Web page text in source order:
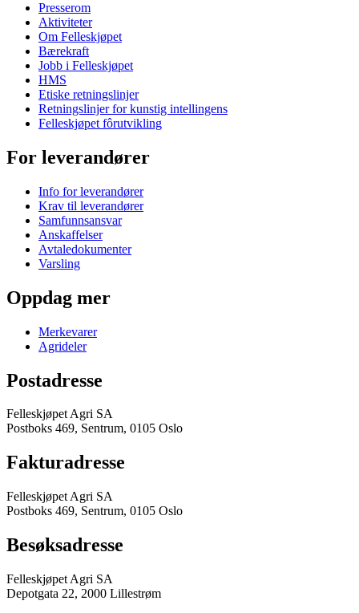
Presserom
Aktiviteter
Om Felleskjøpet
Bærekraft
Jobb i Felleskjøpet
HMS
Etiske retningslinjer
Retningslinjer for kunstig intellingens
Felleskjøpet fôrutvikling
For leverandører
Info for leverandører
Krav til leverandører
Samfunnsansvar
Anskaffelser
Avtaledokumenter
Varsling
Oppdag mer
Merkevarer
Agrideler
Postadresse
Felleskjøpet Agri SA
Postboks 469, Sentrum, 0105 Oslo
Fakturadresse
Felleskjøpet Agri SA
Postboks 469, Sentrum, 0105 Oslo
Besøksadresse
Felleskjøpet Agri SA
Depotgata 22, 2000 Lillestrøm